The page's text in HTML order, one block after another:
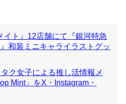
イト』12店舗にて『銀河特急
和装ミニキャライラストグッ
ク女子による推し活情報メ
Mint」をX・Instagram・